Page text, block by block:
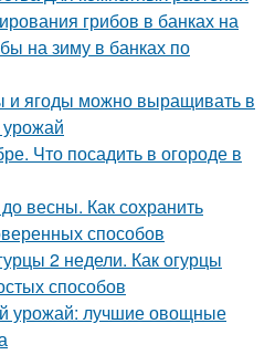
грибов в банках на
на зиму в банках по
и ягоды можно выращивать в
Что посадить в огороде в
весны. Как сохранить
способов
2 недели. Как огурцы
способов
урожай: лучшие овощные